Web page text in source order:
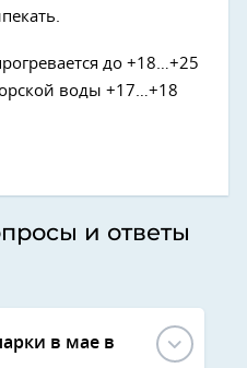
до +18…+25
воды +17…+18
и ответы
в мае в